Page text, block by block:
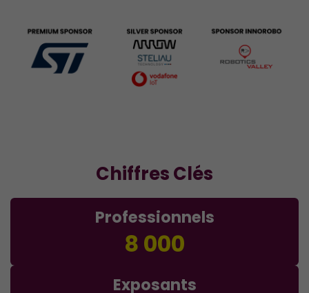
Chiffres Clés
Professionnels
8 000
Exposants